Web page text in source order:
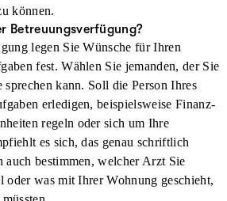
können.
Betreuungsverfügung?
legen Sie Wünsche für Ihren
fest. Wählen Sie jemanden, der Sie
kann. Soll die Person Ihres
erledigen, beispielsweise Finanz-
regeln oder sich um Ihre
es sich, das genau schriftlich
auch bestimmen, welcher Arzt Sie
oder was mit Ihrer Wohnung geschieht,